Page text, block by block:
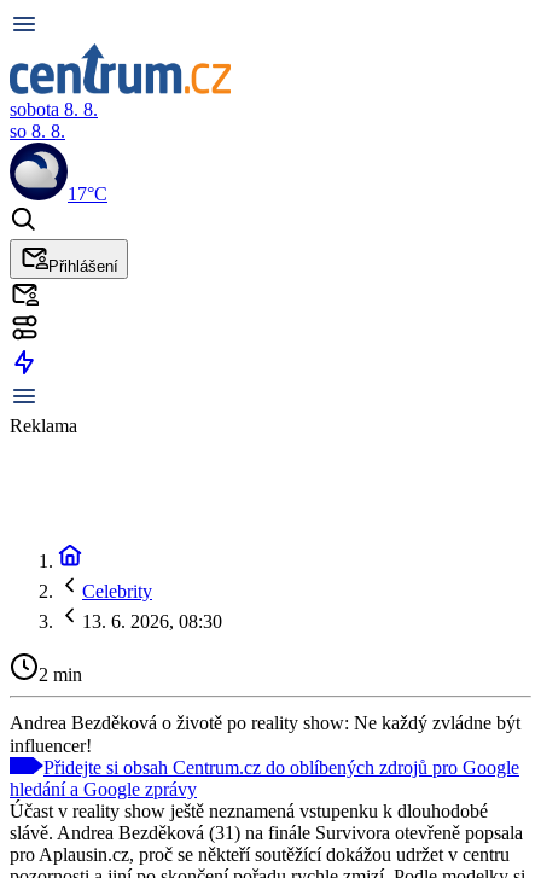
sobota 8. 8.
so 8. 8.
17°C
Přihlášení
Reklama
Celebrity
13. 6. 2026, 08:30
2 min
Andrea Bezděková o životě po reality show: Ne každý zvládne být
influencer!
Přidejte si obsah Centrum.cz do oblíbených zdrojů pro Google
hledání a Google zprávy
Účast v reality show ještě neznamená vstupenku k dlouhodobé
slávě. Andrea Bezděková (31) na finále Survivora otevřeně popsala
pro Aplausin.cz, proč se někteří soutěžící dokážou udržet v centru